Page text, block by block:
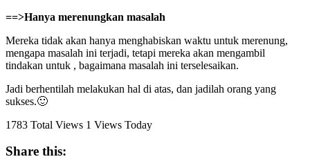
==>Hanya merenungkan masalah
Mereka tidak akan hanya menghabiskan waktu untuk merenung,
mengapa masalah ini terjadi, tetapi mereka akan mengambil
tindakan untuk , bagaimana masalah ini terselesaikan.
Jadi berhentilah melakukan hal di atas, dan jadilah orang yang
sukses.🙂
1783 Total Views 1 Views Today
Share this: